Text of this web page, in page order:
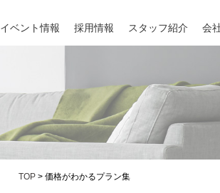
イベント情報 採用情報 スタッフ紹介 会
TOP> 価格がわかるプラン集